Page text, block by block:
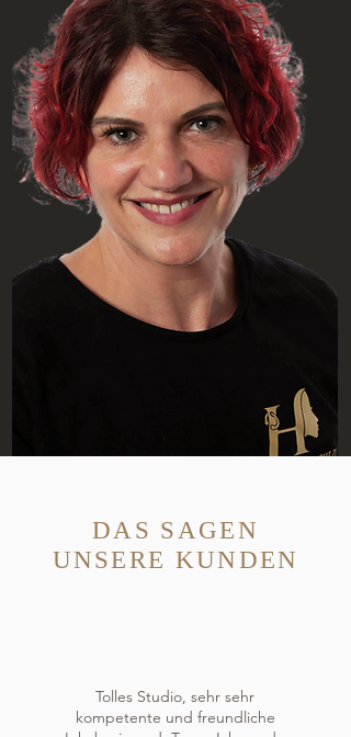
DAS SAGEN
UNSERE KUNDEN
Tolles Studio, sehr sehr
kompetente und freundliche